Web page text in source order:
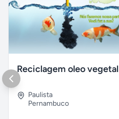
Reciclagem oleo vegetal
Paulista
Pernambuco